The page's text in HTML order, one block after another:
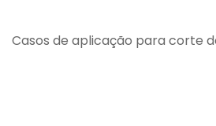
SAWSTONEPRO
Casos de aplicação para corte